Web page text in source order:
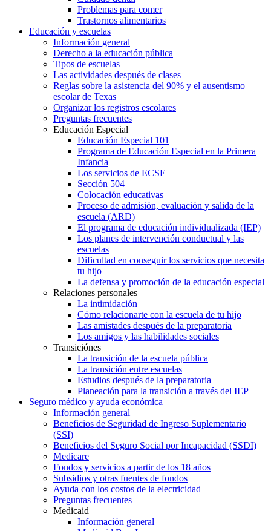
Problemas para comer
Trastornos alimentarios
Educación y escuelas
Información general
Derecho a la educación pública
Tipos de escuelas
Las actividades después de clases
Reglas sobre la asistencia del 90% y el ausentismo
escolar de Texas
Organizar los registros escolares
Preguntas frecuentes
Educación Especial
Educación Especial 101
Programa de Educación Especial en la Primera
Infancia
Los servicios de ECSE
Sección 504
Colocación educativas
Proceso de admisión, evaluación y salida de la
escuela (ARD)
El programa de educación individualizada (IEP)
Los planes de intervención conductual y las
escuelas
Dificultad en conseguir los servicios que necesita
tu hijo
La defensa y promoción de la educación especial
Relaciones personales
La intimidación
Cómo relacionarte con la escuela de tu hijo
Las amistades después de la preparatoria
Los amigos y las habilidades sociales
Transiciónes
La transición de la escuela pública
La transición entre escuelas
Estudios después de la preparatoria
Planeación para la transición a través del IEP
Seguro médico y ayuda económica
Información general
Beneficios de Seguridad de Ingreso Suplementario
(SSI)
Beneficios del Seguro Social por Incapacidad (SSDI)
Medicare
Fondos y servicios a partir de los 18 años
Subsidios y otras fuentes de fondos
Ayuda con los costos de la electricidad
Preguntas frecuentes
Medicaid
Información general